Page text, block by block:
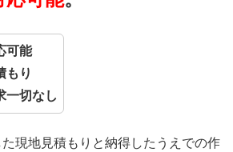
可能
もり
一切なし
現地見積もりと納得したうえでの作